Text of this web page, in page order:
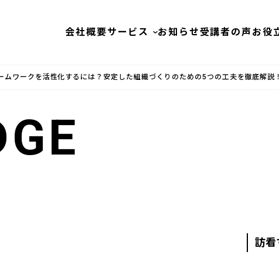
会社概要サービス お知らせ 受講者の声 お役
ムワークを活性化するには？安定した組織づくりのための5つの工夫を徹底解説！
訪看